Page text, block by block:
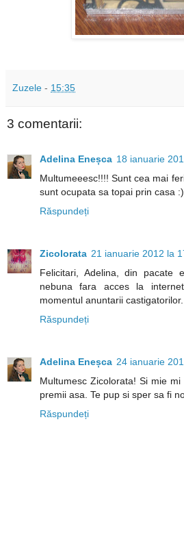
Zuzele - 15:35
3 comentarii:
Adelina Eneșca 18 ianuarie
Multumeeesc!!!! Sunt cea mai
sunt ocupata sa topai prin casa
Răspundeți
Zicolorata 21 ianuarie 2012 la
Felicitari, Adelina, din pacate
nebuna fara acces la
momentul anuntarii castigatorilor.
Răspundeți
Adelina Eneșca 24 ianuarie
Multumesc Zicolorata! Si mie
premii asa. Te pup si sper sa fi
Răspundeți